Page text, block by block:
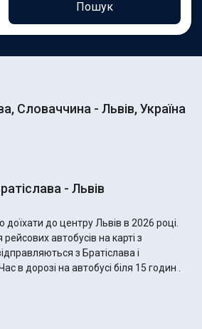
Пошук
Словаччина - Львів, Україна
- Львів
доїхати до центру Львів в 2026 році.
автобусів на карті з
з Братіслава і
в дорозі на автобусі біля 15 годин .